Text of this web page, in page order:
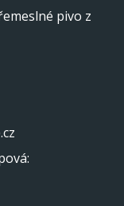
pivo z
: